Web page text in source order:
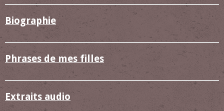
Biographie
Phrases de mes filles
Extraits audio